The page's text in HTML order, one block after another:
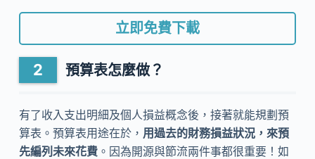
立即免費下載
預算表怎麼做？
有了收入支出明細及個人損益概念後，接著就能規劃預
算表。預算表用途在於， 用過去的財務損益狀況，來預
先編列未來花費。因為開源與節流兩件事都很重要！如